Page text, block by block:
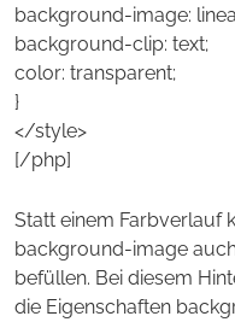
background-image:
background-clip: text;
color: transparent;
}
</style>
[/php]
Statt einem Farbverlauf
background-image
befüllen. Bei diesem
die Eigenschaften